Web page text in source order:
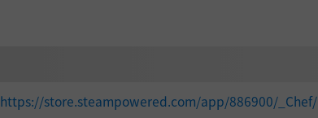
https://store.steampowered.com/app/886900/_Chef/